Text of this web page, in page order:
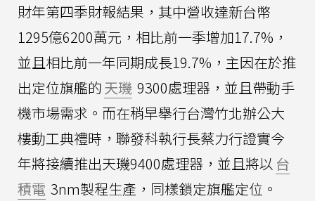
財年第四季財報結果，其中營收達新台幣
1295億6200萬元，相比前一季增加17.7%，
並且相比前一年同期成長19.7%，主因在於推
出定位旗艦的天璣 9300處理器，並且帶動手
機市場需求。而在稍早舉行台灣竹北辦公大
樓動工典禮時，聯發科執行長蔡力行證實今
年將接續推出天璣9400處理器，並且將以 台
積電 3nm製程生產，同樣鎖定旗艦定位。